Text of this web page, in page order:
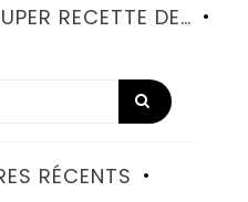
RECETTE DE…
RÉCENTS